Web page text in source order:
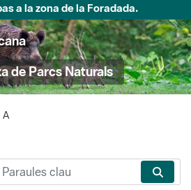
a la zona de la Foradada.
de Parcs Naturals
A